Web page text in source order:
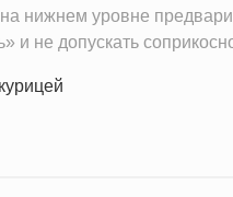
нижнем уровне
и не допускать